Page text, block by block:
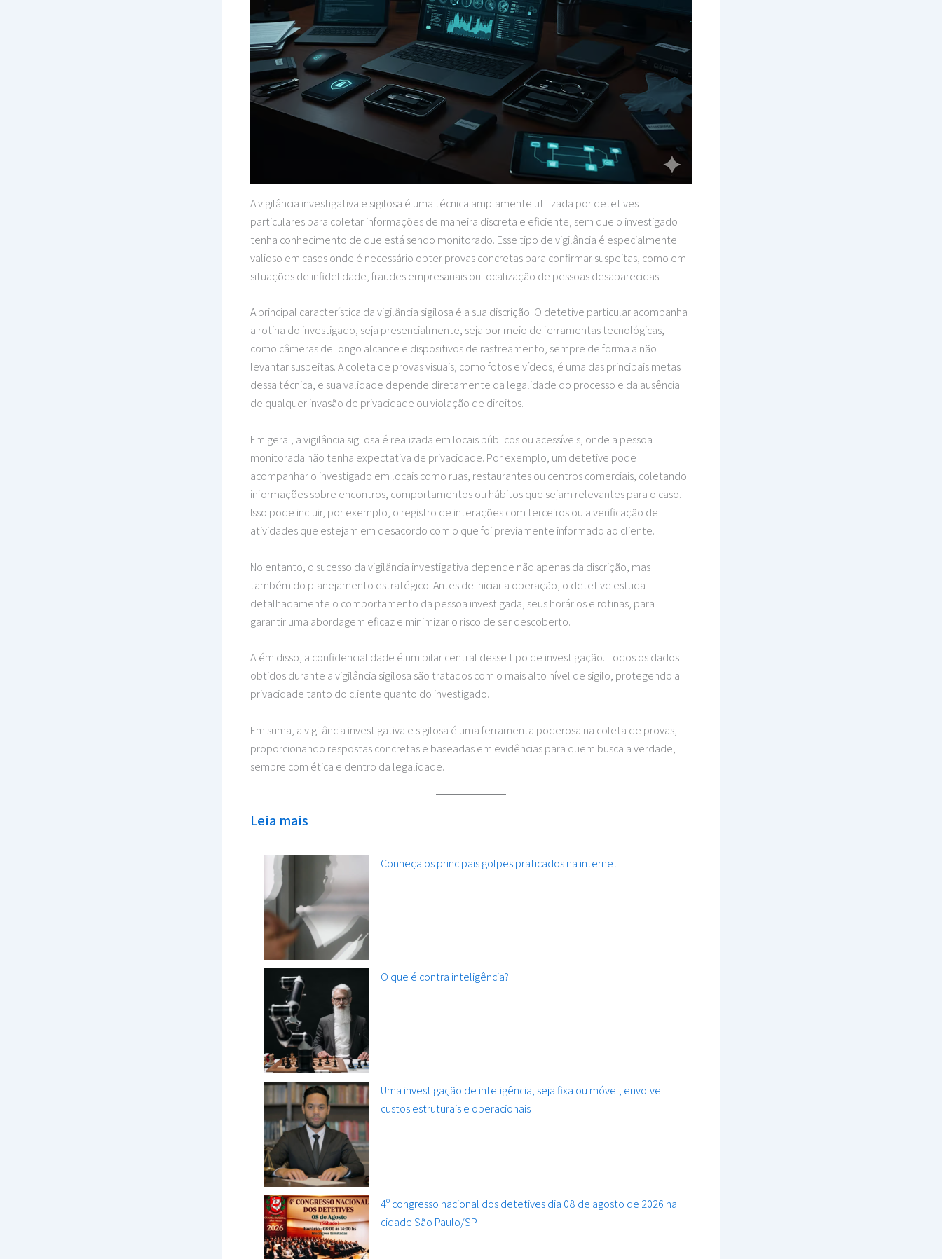
A vigilância investigativa e sigilosa é uma técnica amplamente utilizada por detetives
particulares para coletar informações de maneira discreta e eficiente, sem que o investigado
tenha conhecimento de que está sendo monitorado. Esse tipo de vigilância é especialmente
valioso em casos onde é necessário obter provas concretas para confirmar suspeitas, como em
situações de infidelidade, fraudes empresariais ou localização de pessoas desaparecidas.
A principal característica da vigilância sigilosa é a sua discrição. O detetive particular acompanha
a rotina do investigado, seja presencialmente, seja por meio de ferramentas tecnológicas,
como câmeras de longo alcance e dispositivos de rastreamento, sempre de forma a não
levantar suspeitas. A coleta de provas visuais, como fotos e vídeos, é uma das principais metas
dessa técnica, e sua validade depende diretamente da legalidade do processo e da ausência
de qualquer invasão de privacidade ou violação de direitos.
Em geral, a vigilância sigilosa é realizada em locais públicos ou acessíveis, onde a pessoa
monitorada não tenha expectativa de privacidade. Por exemplo, um detetive pode
acompanhar o investigado em locais como ruas, restaurantes ou centros comerciais, coletando
informações sobre encontros, comportamentos ou hábitos que sejam relevantes para o caso.
Isso pode incluir, por exemplo, o registro de interações com terceiros ou a verificação de
atividades que estejam em desacordo com o que foi previamente informado ao cliente.
No entanto, o sucesso da vigilância investigativa depende não apenas da discrição, mas
também do planejamento estratégico. Antes de iniciar a operação, o detetive estuda
detalhadamente o comportamento da pessoa investigada, seus horários e rotinas, para
garantir uma abordagem eficaz e minimizar o risco de ser descoberto.
Além disso, a confidencialidade é um pilar central desse tipo de investigação. Todos os dados
obtidos durante a vigilância sigilosa são tratados com o mais alto nível de sigilo, protegendo a
privacidade tanto do cliente quanto do investigado.
Em suma, a vigilância investigativa e sigilosa é uma ferramenta poderosa na coleta de provas,
proporcionando respostas concretas e baseadas em evidências para quem busca a verdade,
sempre com ética e dentro da legalidade.
Leia mais
Conheça os principais golpes praticados na internet
O que é contra inteligência?
Uma investigação de inteligência, seja fixa ou móvel, envolve
custos estruturais e operacionais
4º congresso nacional dos detetives dia 08 de agosto de 2026 na
cidade São Paulo/SP